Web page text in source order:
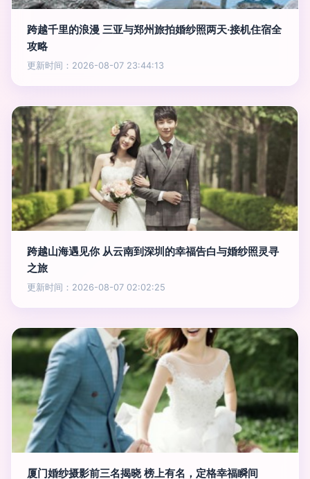
跨越千里的浪漫 三亚与郑州旅拍婚纱照两天·接机住宿全
攻略
更新时间：2026-08-07 23:44:13
跨越山海遇见你 从云南到深圳的幸福告白与婚纱照灵寻
之旅
更新时间：2026-08-07 02:02:25
厦门婚纱摄影前三名揭晓 榜上有名，定格幸福瞬间